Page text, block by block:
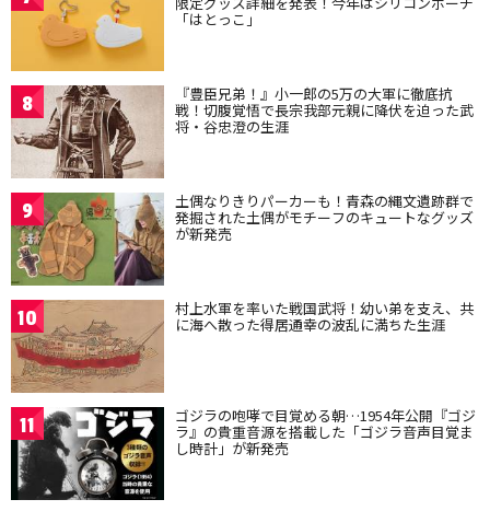
「はとっこ」
8 『豊臣兄弟！』小一郎の5万の大軍に徹底抗
戦！切腹覚悟で長宗我部元親に降伏を迫った武
将・谷忠澄の生涯
9 土偶なりきりパーカーも！青森の縄文遺跡群で
発掘された土偶がモチーフのキュートなグッズ
が新発売
10 村上水軍を率いた戦国武将！幼い弟を支え、共
に海へ散った得居通幸の波乱に満ちた生涯
11 ゴジラの咆哮で目覚める朝…1954年公開『ゴジ
ラ』の貴重音源を搭載した「ゴジラ音声目覚ま
し時計」が新発売